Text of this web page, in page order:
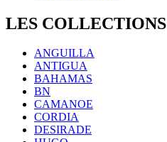
LES COLLECTIONS
ANGUILLA
ANTIGUA
BAHAMAS
BN
CAMANOE
CORDIA
DESIRADE